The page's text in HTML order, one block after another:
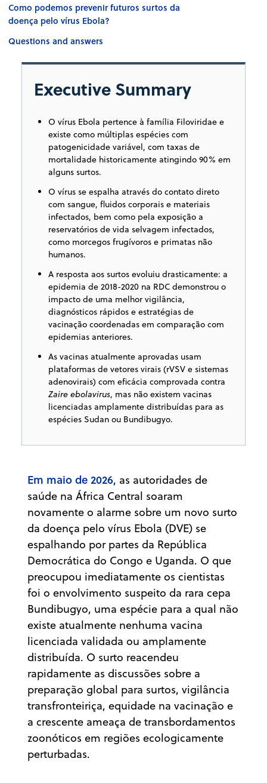
Como podemos prevenir futuros surtos da
doença pelo vírus Ebola?
Questions and answers
Executive Summary
O vírus Ebola pertence à família Filoviridae e
existe como múltiplas espécies com
patogenicidade variável, com taxas de
mortalidade historicamente atingindo 90% em
alguns surtos.
O vírus se espalha através do contato direto
com sangue, fluidos corporais e materiais
infectados, bem como pela exposição a
reservatórios de vida selvagem infectados,
como morcegos frugívoros e primatas não
humanos.
A resposta aos surtos evoluiu drasticamente: a
epidemia de 2018-2020 na RDC demonstrou o
impacto de uma melhor vigilância,
diagnósticos rápidos e estratégias de
vacinação coordenadas em comparação com
epidemias anteriores.
As vacinas atualmente aprovadas usam
plataformas de vetores virais (rVSV e sistemas
adenovirais) com eficácia comprovada contra
Zaire ebolavirus, mas não existem vacinas
licenciadas amplamente distribuídas para as
espécies Sudan ou Bundibugyo.
Em maio de 2026, as autoridades de
saúde na África Central soaram
novamente o alarme sobre um novo surto
da doença pelo vírus Ebola (DVE) se
espalhando por partes da República
Democrática do Congo e Uganda. O que
preocupou imediatamente os cientistas
foi o envolvimento suspeito da rara cepa
Bundibugyo, uma espécie para a qual não
existe atualmente nenhuma vacina
licenciada validada ou amplamente
distribuída. O surto reacendeu
rapidamente as discussões sobre a
preparação global para surtos, vigilância
transfronteiriça, equidade na vacinação e
a crescente ameaça de transbordamentos
zoonóticos em regiões ecologicamente
perturbadas.